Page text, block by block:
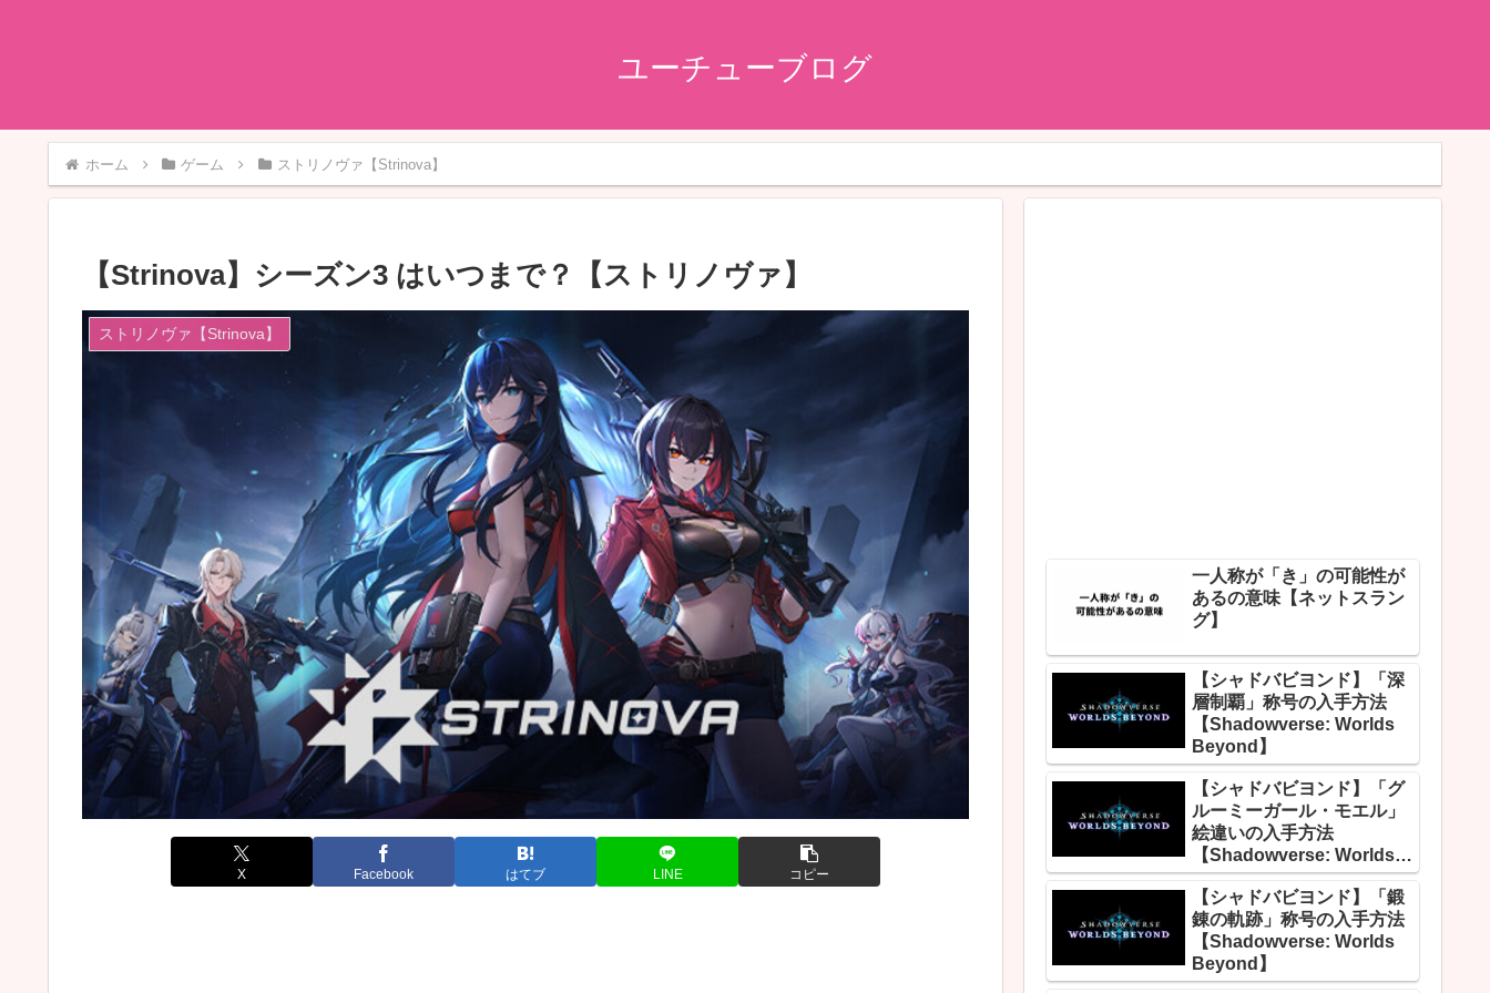
ユーチューブログ
ホーム ゲーム ストリノヴァ【Strinova】
【Strinova】シーズン3 はいつまで？【ストリノヴァ】
ストリノヴァ【Strinova】
X Facebook はてブ LINE コピー
一人称が「き」の可能性が
あるの意味【ネットスラン
グ】
【シャドバビヨンド】「深
層制覇」称号の入手方法
【Shadowverse: Worlds
Beyond】
【シャドバビヨンド】「グ
ルーミーガール・モエル」
絵違いの入手方法
【Shadowverse: Worlds
Beyond】
【シャドバビヨンド】「鍛
錬の軌跡」称号の入手方法
【Shadowverse: Worlds
Beyond】